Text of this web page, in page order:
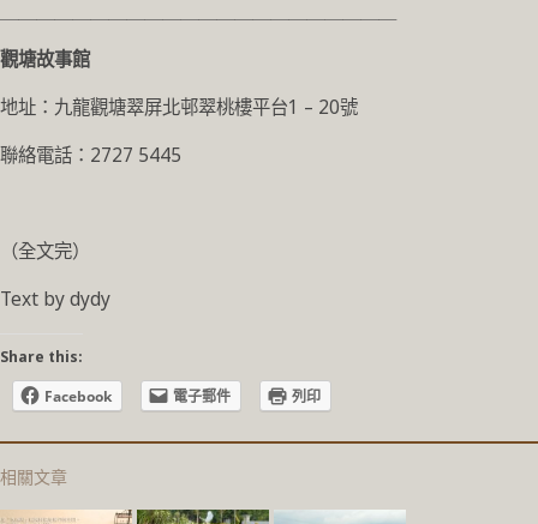
觀塘故事館
地址：九龍觀塘翠屏北邨翠桃樓平台1 – 20號
聯絡電話：2727 5445
（全文完）
Text by dydy
Share this:
Facebook
電子郵件 列印
相關文章